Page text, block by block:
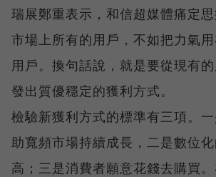
瑞展鄭重表示，和信超媒體痛定
市場上所有的用戶，不如把力氣
用戶。換句話說，就是要從現有
發出質優穩定的獲利方式。
檢驗新獲利方式的標準有三項。
助寬頻市場持續成長，二是數位
高；三是消費者願意花錢去購買